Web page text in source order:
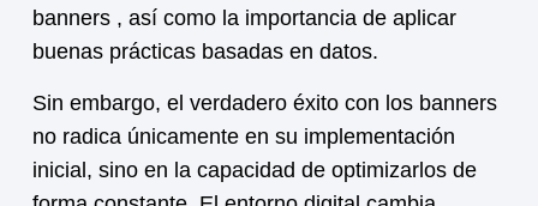
banners , así como la importancia de aplicar
buenas prácticas basadas en datos.
Sin embargo, el verdadero éxito con los banners
no radica únicamente en su implementación
inicial, sino en la capacidad de optimizarlos de